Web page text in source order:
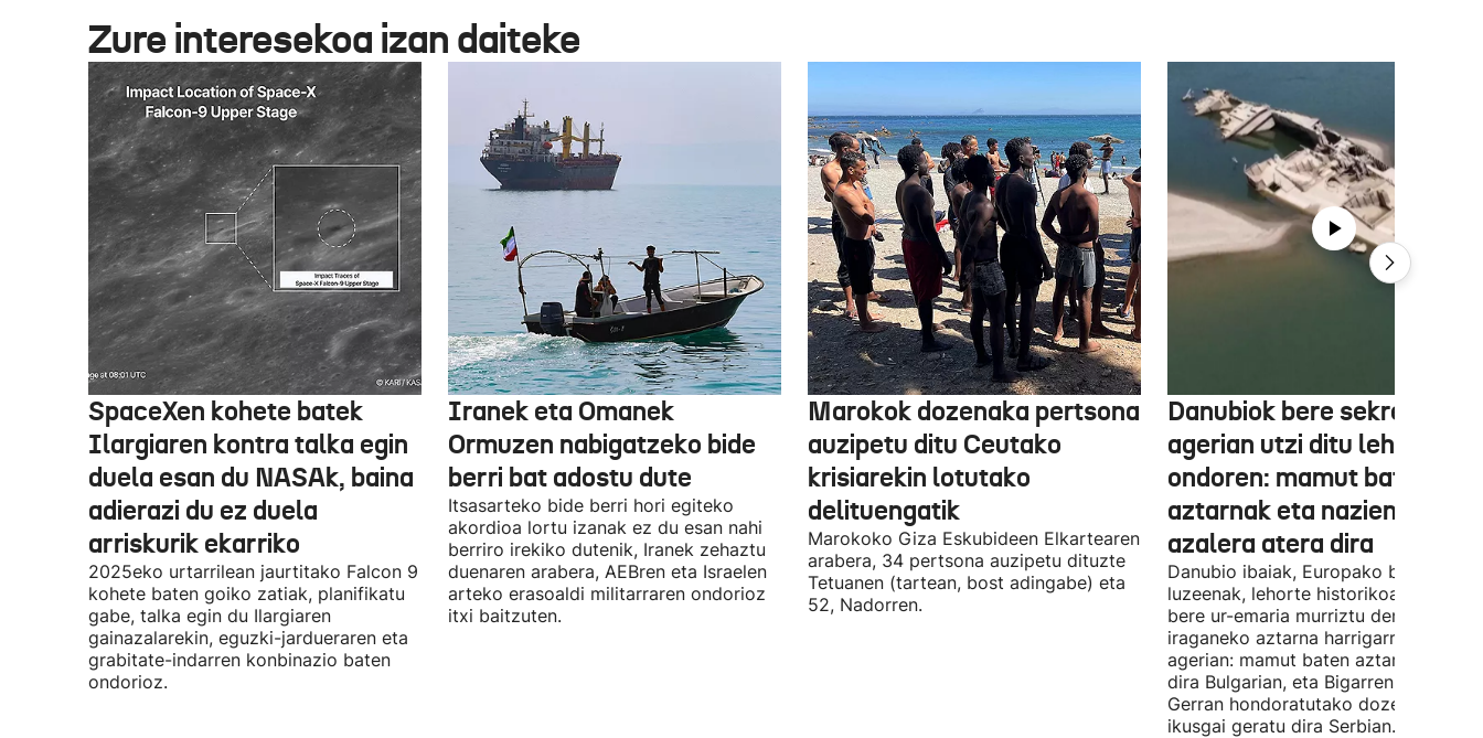
Zure interesekoa izan daiteke
SpaceXen kohete batek
Ilargiaren kontra talka egin
duela esan du NASAk, baina
adierazi du ez duela
arriskurik ekarriko
2025eko urtarrilean jaurtitako Falcon 9
kohete baten goiko zatiak, planifikatu
gabe, talka egin du Ilargiaren
gainazalarekin, eguzki-jardueraren eta
grabitate-indarren konbinazio baten
ondorioz.
Iranek eta Omanek
Ormuzen nabigatzeko bide
berri bat adostu dute
Itsasarteko bide berri hori egiteko
akordioa lortu izanak ez du esan nahi
berriro irekiko dutenik, Iranek zehaztu
duenaren arabera, AEBren eta Israelen
arteko erasoaldi militarraren ondorioz
itxi baitzuten.
Marokok dozenaka pertsona
auzipetu ditu Ceutako
krisiarekin lotutako
delituengatik
Marokoko Giza Eskubideen Elkartearen
arabera, 34 pertsona auzipetu dituzte
Tetuanen (tartean, bost adingabe) eta
52, Nadorren.
Danubiok bere sekretuak
agerian utzi ditu
ondoren: mamut baten
aztarnak eta nazien
azalera atera dira
Danubio ibaiak, Europako bigarren
luzeenak, lehorte historikoa bizi du,
bere ur-emaria murriztu denez,
iraganeko aztarna harrigarriak utzi
agerian: mamut baten aztarnak
dira Bulgarian, eta Bigarren Mundu
Gerran hondoratutako dozenaka
ikusgai geratu dira Serbian.